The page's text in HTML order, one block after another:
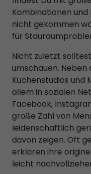
Kombinationen und
nicht gekommen
für
Nicht zuletzt
umschauen. Neben
Küchenstudios und
allem in sozialen
Facebook,
große Zahl von
leidenschaftlich
davon zeigen. Oft
erklären ihre
leicht